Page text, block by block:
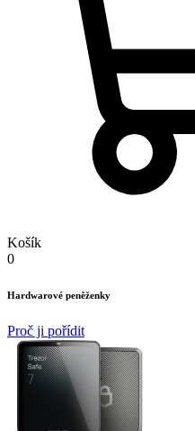
Košík
0
Hardwarové peněženky
Proč ji pořídit